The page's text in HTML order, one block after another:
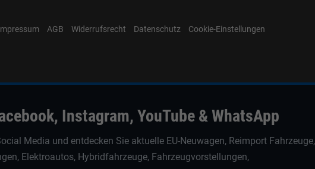
AGB Widerrufsrecht Datenschutz Cookie-Einstellungen
Instagram, YouTube & WhatsApp
Media und entdecken Sie aktuelle EU-Neuwagen, Reimport Fahrzeuge,
Elektroautos, Hybridfahrzeuge, Fahrzeugvorstellungen,